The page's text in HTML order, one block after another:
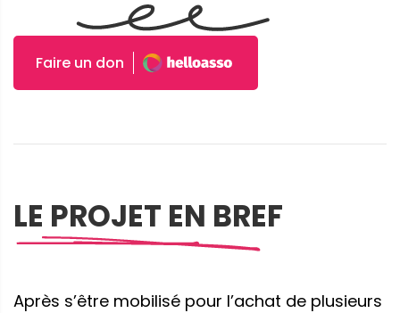
Faire un don
LE PROJET EN BREF
Après s’être mobilisé pour l’achat de plusieurs